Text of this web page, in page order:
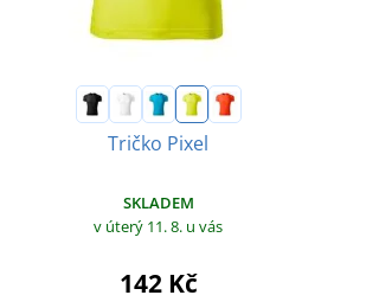
Tričko Pixel
SKLADEM
v úterý 11. 8. u vás
142 Kč